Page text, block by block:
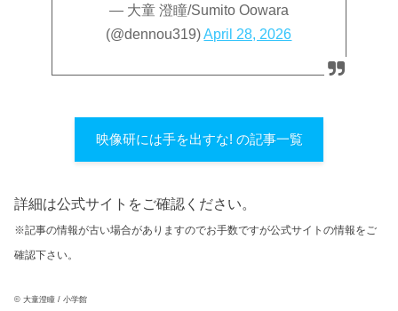
— 大童 澄瞳/Sumito Oowara
(@dennou319)April 28, 2026
映像研には手を出すな! の記事一覧
詳細は公式サイトをご確認ください。
※記事の情報が古い場合がありますのでお手数ですが公式サイトの情報をご
確認下さい。
© 大童澄瞳 / 小学館